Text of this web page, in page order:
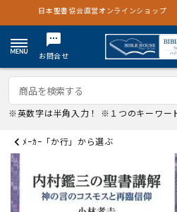
日本聖書協会直営オンラインショップ
textsms
お問合せ
※英数字は半角入力！ ※１つのキーワー
ﾒｰｶｰ「か行」から選ぶ